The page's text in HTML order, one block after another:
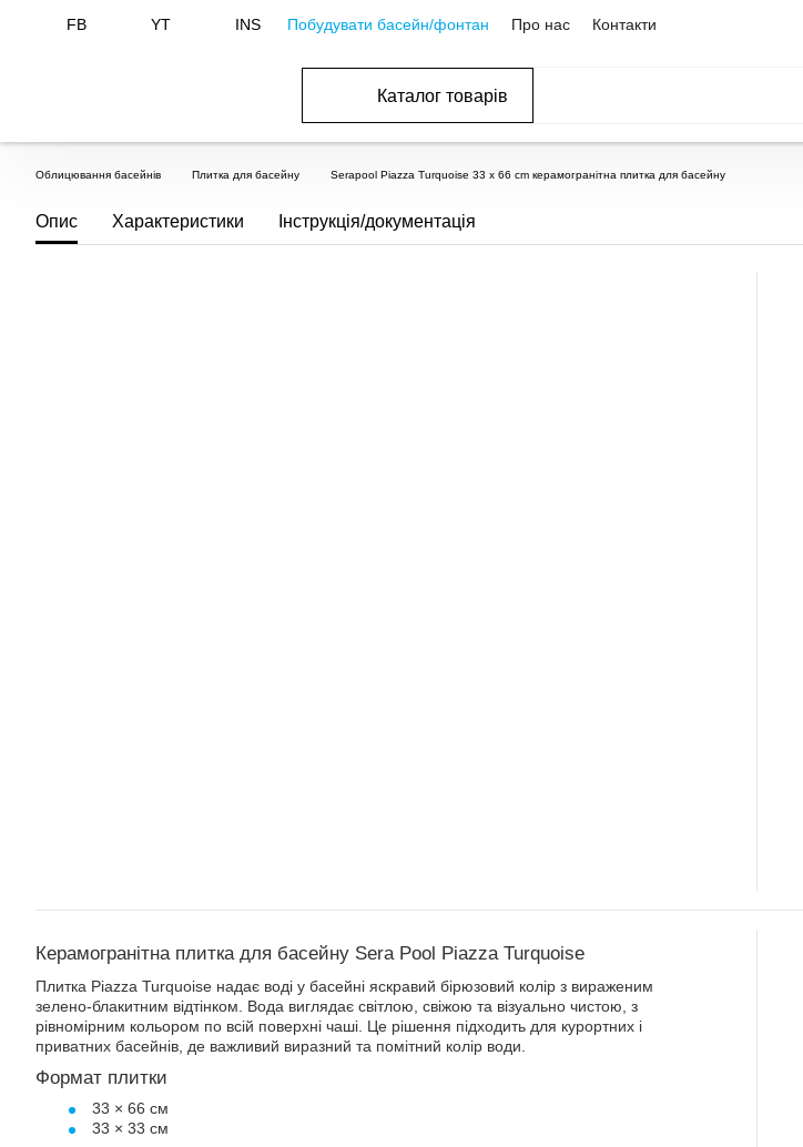
FB YT INS Побудувати басейн/фонтан Про нас Контакти
Каталог товарів
Облицювання басейнів Плитка для басейну Serapool Piazza Turquoise 33 x 66 cm керамогранітна плитка для басейну
Опис Характеристики Інструкція/документація
Керамогранітна плитка для басейну Sera Pool Piazza Turquoise
Плитка Piazza Turquoise надає воді у басейні яскравий бірюзовий колір з вираженим
зелено-блакитним відтінком. Вода виглядає світлою, свіжою та візуально чистою, з
рівномірним кольором по всій поверхні чаші. Це рішення підходить для курортних і
приватних басейнів, де важливий виразний та помітний колір води.
Формат плитки
33 × 66 см
33 × 33 см